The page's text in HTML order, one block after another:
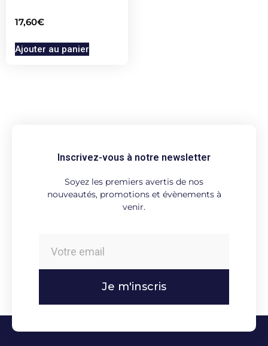
17,60€
Ajouter au panier
Inscrivez-vous à notre newsletter
Soyez les premiers avertis de nos
nouveautés, promotions et évènements à
venir.
Je m'inscris